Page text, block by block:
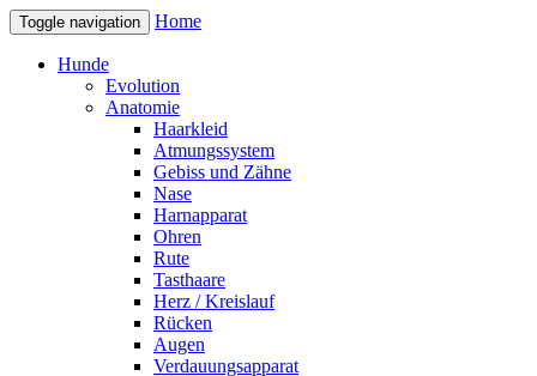
Toggle navigation Home
Hunde
Evolution
Anatomie
Haarkleid
Atmungssystem
Gebiss und Zähne
Nase
Harnapparat
Ohren
Rute
Tasthaare
Herz / Kreislauf
Rücken
Augen
Verdauungsapparat